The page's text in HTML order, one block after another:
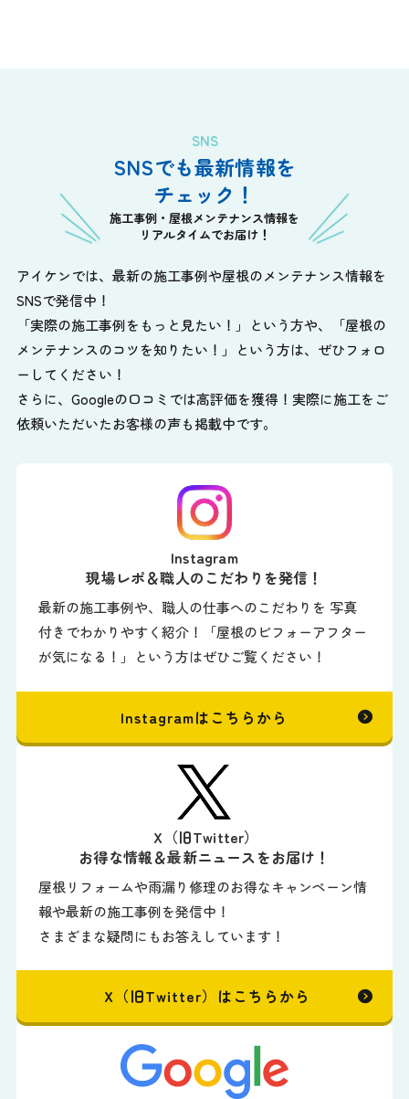
SNS
SNSでも最新情報を
チェック！
施工事例・屋根メンテナンス情報を
リアルタイムでお届け！
アイケンでは、最新の施工事例や屋根のメンテナンス情報を
SNSで発信中！
「実際の施工事例をもっと見たい！」という方や、
「屋根の
メンテナンスのコツを知りたい！」という方は、ぜひフォロ
ーしてください！
さらに、Googleの口コミでは高評価を獲得！実際に施工をご
依頼いただいたお客様の声も掲載中です。
Instagram
現場レポ＆職人のこだわりを発信！
最新の施工事例や、職人の仕事へのこだわりを 写真
付きでわかりやすく紹介！「屋根のビフォーアフター
が気になる！」という方はぜひご覧ください！
Instagramはこちらから
X（旧Twitter）
お得な情報＆最新ニュースをお届け！
屋根リフォームや雨漏り修理のお得なキャンペーン情
報や最新の施工事例を発信中！
さまざまな疑問にもお答えしています！
X（旧Twitter）はこちらから